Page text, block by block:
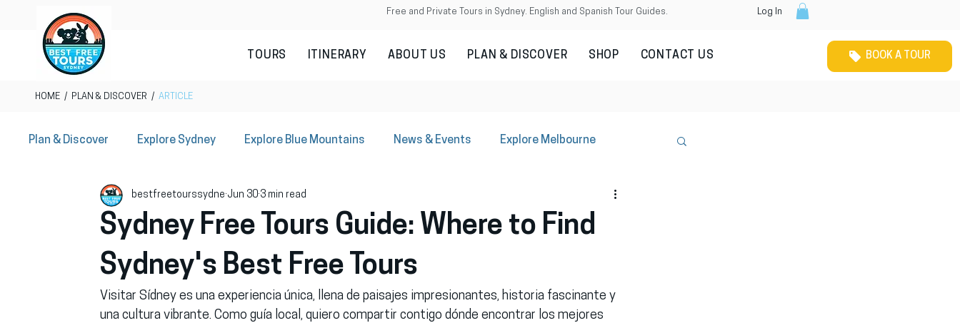
Free and Private Tours in Sydney. English and Spanish Tour Guides. Log In
TOURS ITINERARY ABOUT US PLAN & DISCOVER SHOP CONTACT US BOOK A TOUR
HOME / PLAN & DISCOVER / ARTICLE
Plan & Discover Explore Sydney Explore Blue Mountains News & Events Explore Melbourne
Sydney Local Offers
Sydney Free Tours Guide: Where to Find
Sydney's Best Free Tours
bestfreetourssydne Jun 30 3 min read
Visitar Sídney es una experiencia única, llena de paisajes impresionantes, historia fascinante y
una cultura vibrante. Como guía local, quiero compartir contigo dónde encontrar los mejores